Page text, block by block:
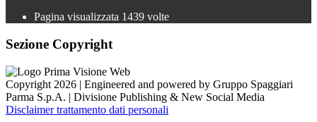
Pagina visualizzata 1439 volte
Sezione Copyright
Copyright 2026 | Engineered and powered by Gruppo Spaggiari
Parma S.p.A. | Divisione Publishing & New Social Media
Disclaimer trattamento dati personali